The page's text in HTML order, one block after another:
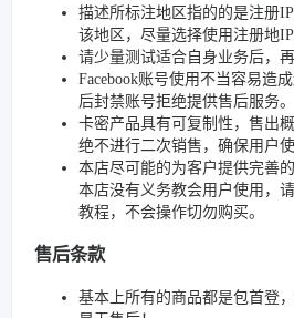
描述所标注地区指的的是注册
该地区，尽量选择使用注册地IP
请少量测试适合自身业务后，再
Facebook账号使用不当容易造
后封禁账号拒绝提供售后服务。
卡密产品具有可复制性，售出
绝不进行二次销售，确保用户使
本店尽可能的为客户提供完善
本店没有义务教会用户使用，
教程，不会操作切勿购买。
售后条款
基本上所有的商品都是包首登